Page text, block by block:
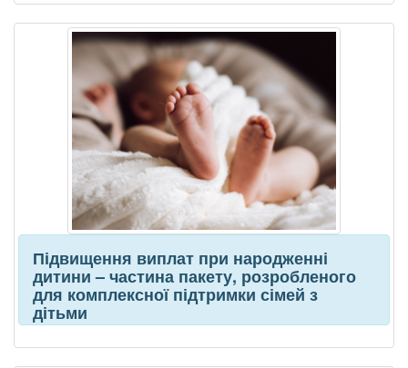
Підвищення виплат при народженні
дитини – частина пакету, розробленого
для комплексної підтримки сімей з
дітьми